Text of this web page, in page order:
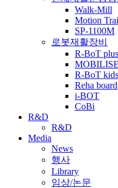
Walk-Mill
Motion
SP-1100M
로봇재활장비
R-BoT plus
MOBILISE
R-BoT kids
Reha board
i-BOT
CoBi
R&D
R&D
Media
News
행사
Library
임상/논문